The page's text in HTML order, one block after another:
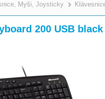
Myši, Joysticky
200 USB black